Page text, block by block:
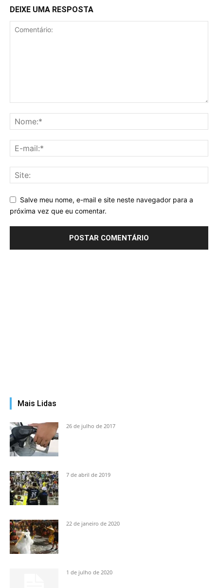
DEIXE UMA RESPOSTA
Salve meu nome, e-mail e site neste navegador para a
próxima vez que eu comentar.
Mais Lidas
26 de julho de 2017
7 de abril de 2019
22 de janeiro de 2020
1 de julho de 2020